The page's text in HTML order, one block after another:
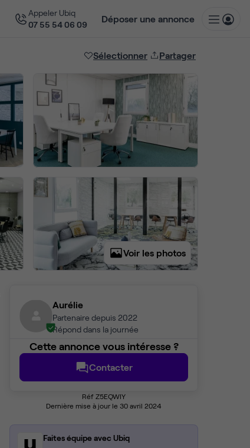
Appeler Ubiq
07 55 54 06 09
Déposer une annonce
Sélectionner Partager
Voir les photos
Aurélie
Partenaire depuis 2022
Répond dans la journée
Cette annonce vous intéresse ?
Contacter
Réf Z5EQWIY
Dernière mise à jour le 30 avril 2024
Faites équipe avec Ubiq